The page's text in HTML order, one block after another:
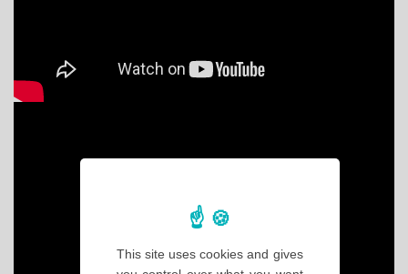
This site uses cookies and gives